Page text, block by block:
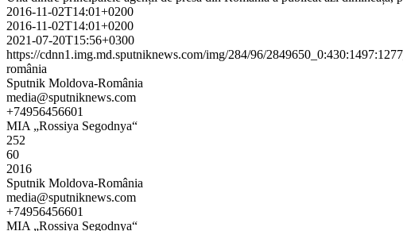
2016-11-02T14:01+0200
2016-11-02T14:01+0200
2021-07-20T15:56+0300
https://cdnn1.img.md.sputniknews.com/img/284/96/
românia
Sputnik Moldova-România
media@sputniknews.com
+74956456601
MIA „Rossiya Segodnya“
252
60
2016
Sputnik Moldova-România
media@sputniknews.com
+74956456601
MIA „Rossiya Segodnya“